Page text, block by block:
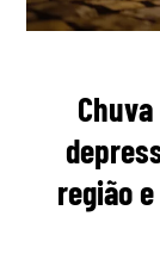
região